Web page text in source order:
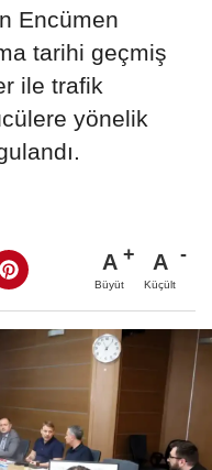
Encümen
tarihi geçmiş
ile trafik
yönelik
A
Büyüt
A
Küçült